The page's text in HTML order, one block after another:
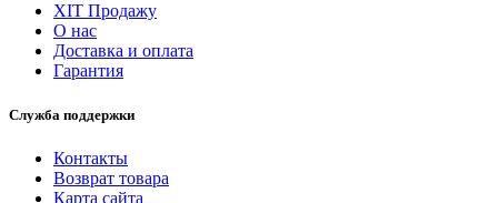
ХІТ Продажу
О нас
Доставка и оплата
Гарантия
Служба поддержки
Контакты
Возврат товара
Карта сайта